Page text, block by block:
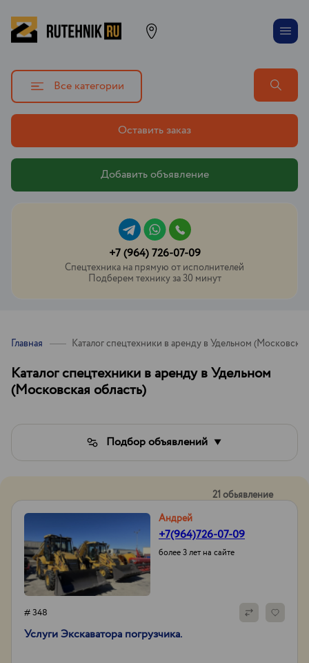
Все категории
Оставить заказ
Добавить объявление
+7 (964) 726-07-09
Спецтехника на прямую от исполнителей
Подберем технику за 30 минут
Главная Каталог спецтехники в аренду в Удельном
Каталог спецтехники в аренду в Удельном
(Московская область)
Подбор объявлений
21 обьявление
Андрей
+7(964)726-07-09
более 3 лет на сайте
# 348
Услуги Экскаватора погрузчика.